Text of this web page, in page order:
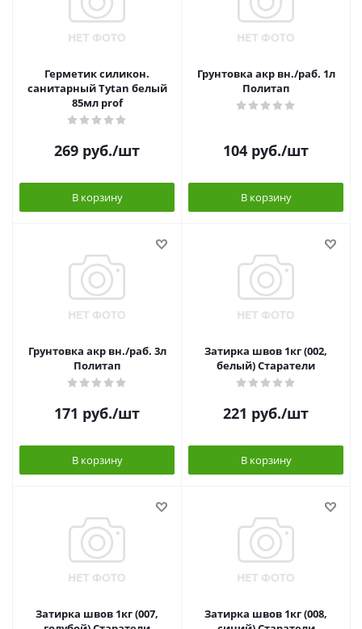
Герметик силикон.
санитарный Tytan белый
85мл prof
269 руб./шт
В корзину
Грунтовка акр вн./раб. 1л
Политап
104 руб./шт
В корзину
Грунтовка акр вн./раб. 3л
Политап
171 руб./шт
В корзину
Затирка швов 1кг (002,
белый) Старатели
221 руб./шт
В корзину
Затирка швов 1кг (007,
Затирка швов 1кг (008,